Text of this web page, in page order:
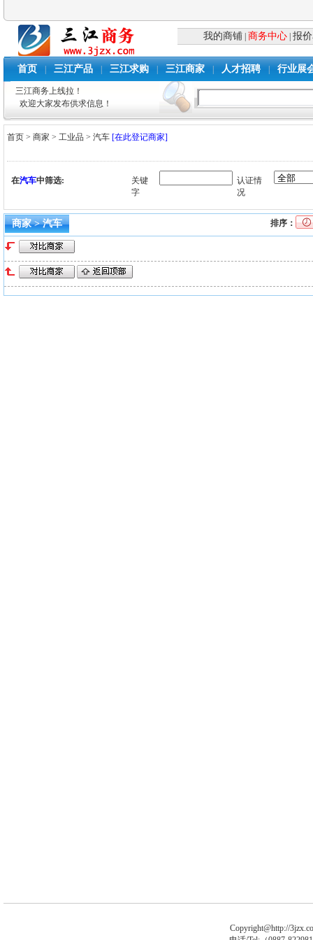
我的商铺 商务中心 |报
首页 三江产品 三江求购 三江商家 人才招聘 行业展
三江商务上线拉！
欢迎大家发布供求信息！
首页 >商家 >工业品>汽车 [在此登记商家]
在汽车中筛选:
关键
字
认证情
况
商家 > 汽车 排序：
Copyright@http://